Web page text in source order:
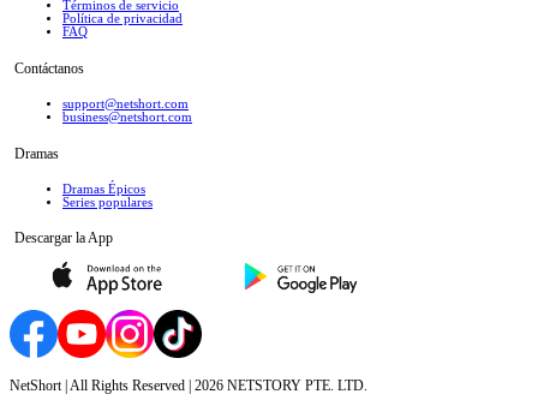
Términos de servicio
Política de privacidad
FAQ
Contáctanos
support@netshort.com
business@netshort.com
Dramas
Dramas Épicos
Series populares
Descargar la App
NetShort | All Rights Reserved | 2026 NETSTORY PTE. LTD.